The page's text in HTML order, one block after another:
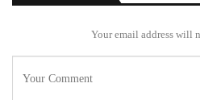
Your email address will